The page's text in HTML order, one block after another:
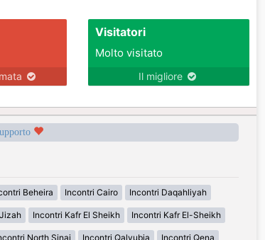
Visitatori
Molto visitato
Il migliore
Beheira Incontri Cairo Incontri Daqahliyah
Incontri Kafr El Sheikh Incontri Kafr El-Sheikh
North Sinai Incontri Qalyubia Incontri Qena